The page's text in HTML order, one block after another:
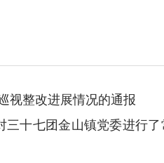
视整改进展情况的通报
十七团金山镇党委进行了